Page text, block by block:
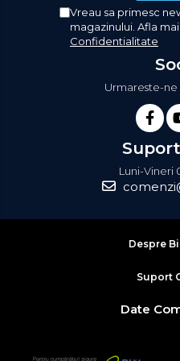
Aparate de curățat cu aburi
Aparate de ingrijire tesaturi
Aparate de ras electrice
Aparate de tuns
Aparate faciale
Cuptoare electrice
Vreau sa primesc
magazinului. Afla
Confidentialitate
Urmareste-ne
Luni-Vineri
Despre
Suport
Date